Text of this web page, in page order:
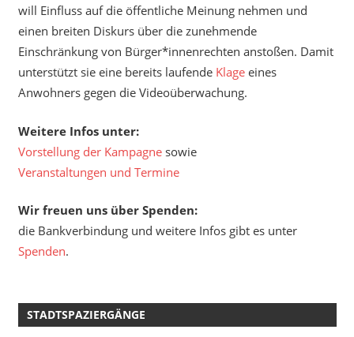
will Einfluss auf die öffentliche Meinung nehmen und
einen breiten Diskurs über die zunehmende
Einschränkung von Bürger*innenrechten anstoßen. Damit
unterstützt sie eine bereits laufende Klageeines
Anwohners gegen die Videoüberwachung.
Weitere Infos unter:
Vorstellung der Kampagne sowie
Veranstaltungen und Termine
Wir freuen uns über Spenden:
die Bankverbindung und weitere Infos gibt es unter
Spenden.
STADTSPAZIERGÄNGE